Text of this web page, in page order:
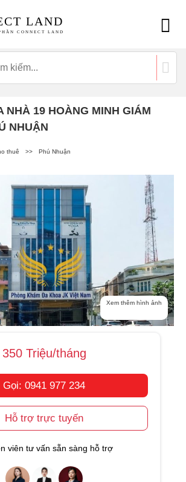
LAND
CONNECT LAND
NHÀ 19 HOÀNG MINH GIÁM
NHUẬN
thuê >> Phú Nhuận
Xem thêm hình ảnh
350 Triệu/tháng
Gọi: 0941 977 234
Hỗ trợ trực tuyến
viên tư vấn sẵn sàng hỗ trợ